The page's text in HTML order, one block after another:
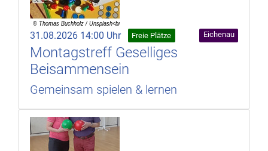
31.08.2026 14:00 Uhr Freie Plätze Eichenau
Montagstreff Geselliges
Beisammensein
Gemeinsam spielen & lernen